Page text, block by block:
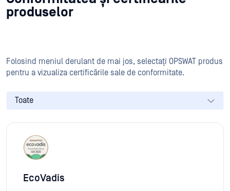
produselor
Folosind meniul derulant de mai jos, selectați OPSWAT produs
pentru a vizualiza certificările sale de conformitate.
Toate
EcoVadis